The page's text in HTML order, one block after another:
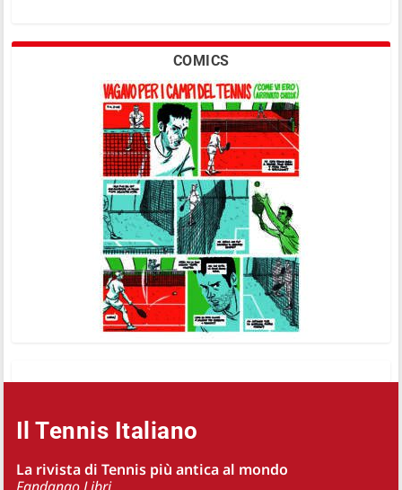
COMICS
Il Tennis Italiano
La rivista di Tennis più antica al mondo
Fandango Libri